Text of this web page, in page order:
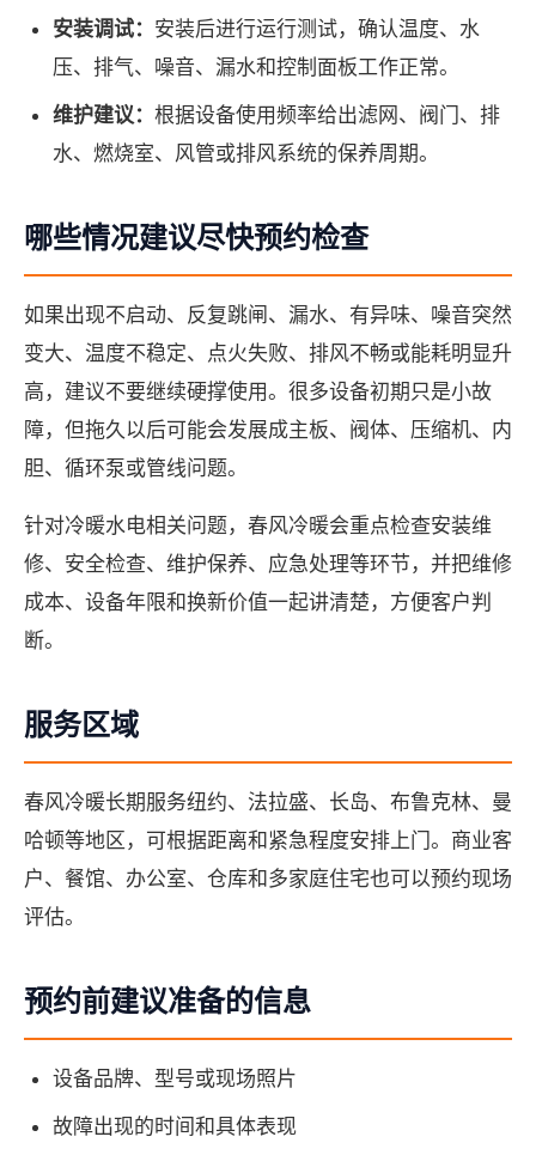
安装调试： 安装后进行运行测试，确认温度、水
压、排气、噪音、漏水和控制面板工作正常。
维护建议： 根据设备使用频率给出滤网、阀门、排
水、燃烧室、风管或排风系统的保养周期。
哪些情况建议尽快预约检查
如果出现不启动、反复跳闸、漏水、有异味、噪音突然
变大、温度不稳定、点火失败、排风不畅或能耗明显升
高，建议不要继续硬撑使用。很多设备初期只是小故
障，但拖久以后可能会发展成主板、阀体、压缩机、内
胆、循环泵或管线问题。
针对冷暖水电相关问题，春风冷暖会重点检查安装维
修、安全检查、维护保养、应急处理等环节，并把维修
成本、设备年限和换新价值一起讲清楚，方便客户判
断。
服务区域
春风冷暖长期服务纽约、法拉盛、长岛、布鲁克林、曼
哈顿等地区，可根据距离和紧急程度安排上门。商业客
户、餐馆、办公室、仓库和多家庭住宅也可以预约现场
评估。
预约前建议准备的信息
设备品牌、型号或现场照片
故障出现的时间和具体表现